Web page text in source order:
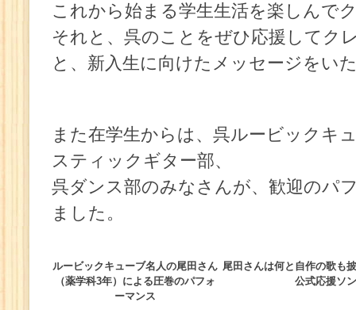
これから始まる学生生活を楽しんで
それと、呉のことをぜひ応援してク
と、新入生に向けたメッセージをい
また在学生からは、呉ルービックキ
スティックギター部、
呉ダンス部のみなさんが、歓迎のパ
ました。
ルービックキューブ名人の尾田さん
（薬学科3年）による圧巻のパフォ
ーマンス
尾田さんは何と自作の歌も
公式応援ソ